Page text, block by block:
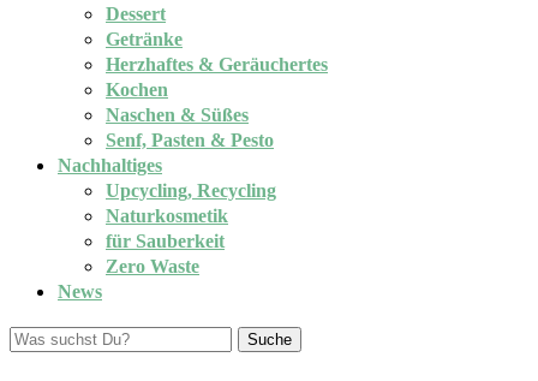
Dessert
Getränke
Herzhaftes & Geräuchertes
Kochen
Naschen & Süßes
Senf, Pasten & Pesto
Nachhaltiges
Upcycling, Recycling
Naturkosmetik
für Sauberkeit
Zero Waste
News
Suche